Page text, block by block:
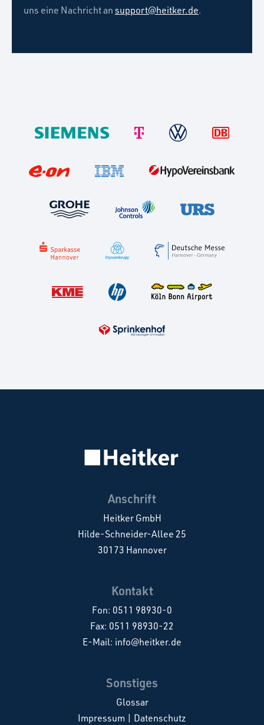
uns eine Nachricht an support@heitker.de.
Anschrift
Heitker GmbH
Hilde-Schneider-Allee 25
30173 Hannover
Kontakt
Fon: 0511 98930-0
Fax: 0511 98930-22
E-Mail: info@heitker.de
Sonstiges
Glossar
Impressum | Datenschutz